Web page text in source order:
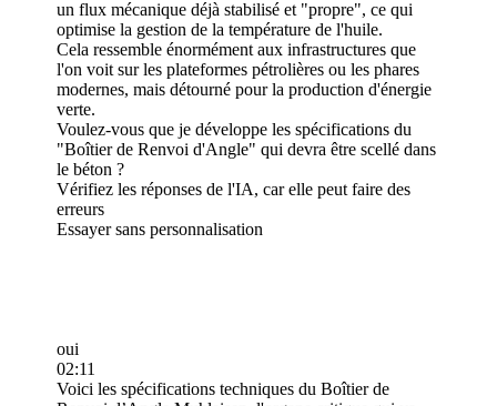
un flux mécanique déjà stabilisé et "propre", ce qui
optimise la gestion de la température de l'huile.
Cela ressemble énormément aux infrastructures que
l'on voit sur les plateformes pétrolières ou les phares
modernes, mais détourné pour la production d'énergie
verte.
Voulez-vous que je développe les spécifications du
"Boîtier de Renvoi d'Angle" qui devra être scellé dans
le béton ?
Vérifiez les réponses de l'IA, car elle peut faire des
erreurs
Essayer sans personnalisation
oui
02:11
Voici les spécifications techniques du Boîtier de